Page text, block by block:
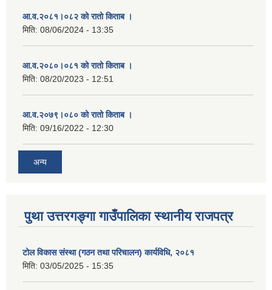
आ.व.२०८१।०८२ को रातो किताब ।
मिति: 08/06/2024 - 13:35
आ.व.२०८०।०८१ को रातो किताब ।
मिति: 08/20/2023 - 12:51
आ.व.२०७९।०८० को रातो किताब ।
मिति: 09/16/2022 - 12:30
अन्य
पुथा उत्तरगङ्गा गाउँपालिका स्थानीय राजपत्र
टोल विकास संस्था (गठन तथा परिचालन) कार्यविधि, २०८१
मिति: 03/05/2025 - 15:35